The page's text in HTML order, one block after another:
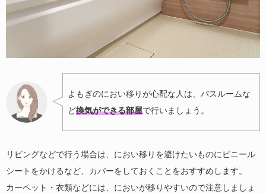
よもぎのにおい移りが心配な人は、バスルームな
ど換気ができる部屋で行いましょう。
リビングなどで行う場合は、におい移りを避けたいものにビニール
シートをかけるなど、カバーをしておくことをおすすめします。
カーペット・衣類などには、においが移りやすいので注意しましょ